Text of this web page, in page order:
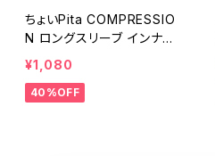
ちょいPita COMPRESSIO
N ロングスリーブ インナー
シャツ 丸首 黒 5299
¥1,080
40%OFF